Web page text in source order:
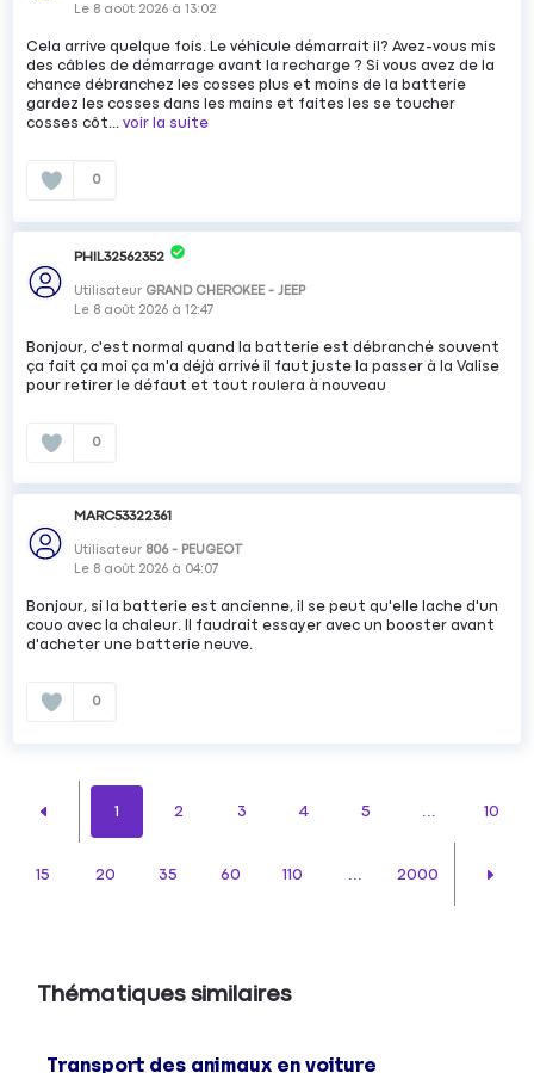
Le 8 août 2026 à13:02
Cela arrive quelque fois. Le véhicule démarrait il? Avez-vous mis
des câbles de démarrage avant la recharge ? Si vous avez de la
chance débranchez les cosses plus et moins de la batterie
gardez les cosses dans les mains et faites les se toucher
cosses côt...voir la suite
0
PHIL32562352
Utilisateur GRAND CHEROKEE - JEEP
Le 8 août 2026 à12:47
Bonjour, c'est normal quand la batterie est débranché souvent
ça fait ça moi ça m'a déjà arrivé il faut juste la passer à la Valise
pour retirer le défaut et tout roulera à nouveau
0
MARC53322361
Utilisateur 806 - PEUGEOT
Le 8 août 2026 à 04:07
Bonjour, si la batterie est ancienne, il se peut qu'elle lache d'un
couo avec la chaleur. Il faudrait essayer avec un booster avant
d'acheter une batterie neuve.
0
1 2 3 4 5 ... 10
15 20 35 60 110 2000
Thématiques similaires
Transport des animaux en voiture